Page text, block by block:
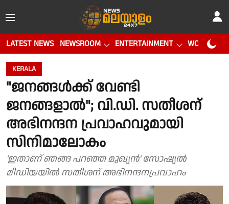
LATEST NEWS NEWSROOM ENTERTAINMENT WORLD CUP
KERALA
"ജനങ്ങൾക്ക് വേണ്ടി
ജനങ്ങളാൽ"; വി.ഡി. സതീശന്
അഭിനന്ദന പ്രവാഹവുമായി
സിനിമാലോകം
'ഇതാണ് ഞങ്ങ പറഞ്ഞ മുഖ്യൻ' സോഷ്യൽ
മീഡിയയിൽ സതീശന് അഭിനന്ദനപ്രവാഹം